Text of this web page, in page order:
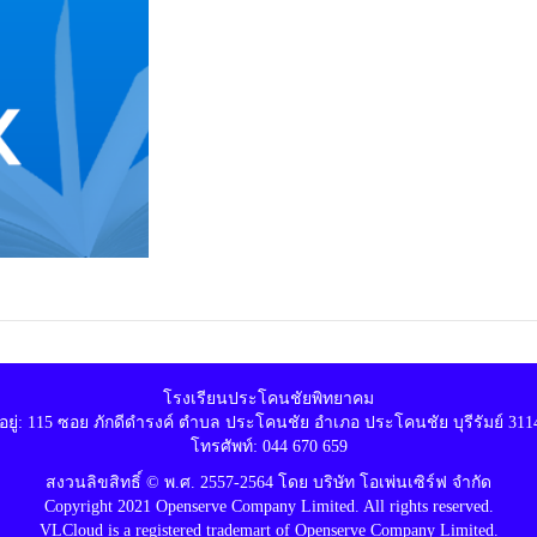
โรงเรียนประโคนชัยพิทยาคม
ยู่: 115 ซอย ภักดีดำรงค์ ตำบล ประโคนชัย อำเภอ ประโคนชัย บุรีรัมย์
โทรศัพท์: 044 670 659
สงวนลิขสิทธิ์ © พ.ศ. 2557-2564 โดย บริษัท โอเพ่นเซิร์ฟ จำกัด
Copyright 2021 Openserve Company Limited. All rights reserved.
VLCloud is a registered trademart of Openserve Company Limited.